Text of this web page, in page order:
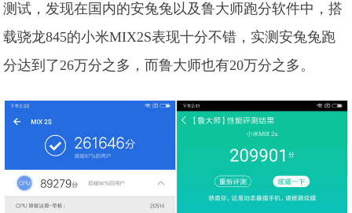
测试，发现在国内的安兔兔以及鲁大师跑分软件中，搭
载骁龙845的小米MIX2S表现十分不错，实测安兔兔跑
分达到了26万分之多，而鲁大师也有20万分之多。